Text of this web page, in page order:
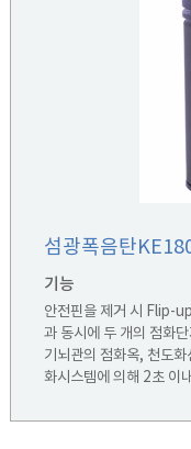
섬광폭음탄
기능
안전핀을 제거 시 Flip-
과 동시에 두 개의 점화
기뇌관의 점화옥, 천도
화시스템에 의해 2초 이